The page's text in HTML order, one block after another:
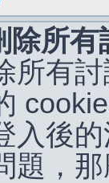
除所
所有
入後
題，